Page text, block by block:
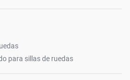
para sillas de ruedas